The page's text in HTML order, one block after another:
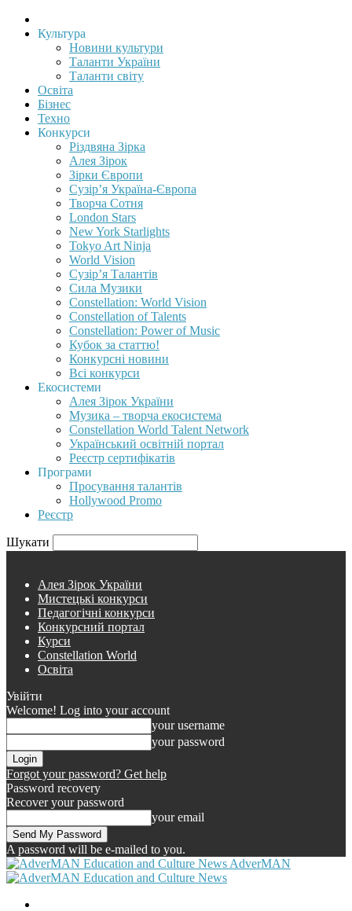
Культура
Новини культури
Таланти України
Таланти світу
Освіта
Бізнес
Техно
Конкурси
Різдвяна Зірка
Алея Зірок
Зірки Європи
Сузір’я Україна-Європа
Творча Сотня
London Stars
New York Starlights
Tokyo Art Ninja
World Vision
Сузір’я Талантів
Сила Музики
Constellation: World Vision
Constellation of Talents
Constellation: Power of Music
Кубок за статтю!
Конкурсні новини
Всі конкурси
Екосистеми
Алея Зірок України
Музика – творча екосистема
Constellation World Talent Network
Український освітній портал
Реєстр сертифікатів
Програми
Просування талантів
Hollywood Promo
Реєстр
Шукати
Алея Зірок України
Мистецькі конкурси
Педагогічні конкурси
Конкурсний портал
Курси
Constellation World
Освіта
Увійти
Welcome! Log into your account
your username
your password
Forgot your password? Get help
Password recovery
Recover your password
your email
A password will be e-mailed to you.
AdverMAN